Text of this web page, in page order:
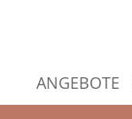
ANGEBOTE